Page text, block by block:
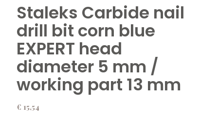
Staleks Carbide nail
drill bit corn blue
EXPERT head
diameter 5 mm /
working part 13 mm
€ 15,54